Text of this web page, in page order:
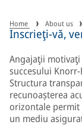
Home About us
Inscrieţi-vă,
Angajaƫii
succesului Knorr-
Structura
recunoașterea
orizontale
un mediu